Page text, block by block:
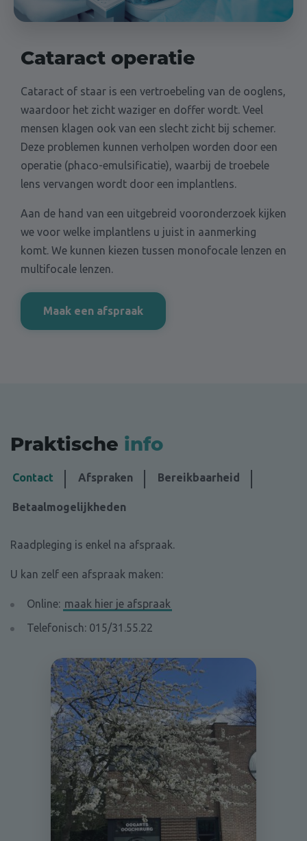
Cataract operatie
Cataract of staar is een vertroebeling van de ooglens,
waardoor het zicht waziger en doffer wordt. Veel
mensen klagen ook van een slecht zicht bij schemer.
Deze problemen kunnen verholpen worden door een
operatie (phaco-emulsificatie), waarbij de troebele
lens vervangen wordt door een implantlens.
Aan de hand van een uitgebreid vooronderzoek kijken
we voor welke implantlens u juist in aanmerking
komt. We kunnen kiezen tussen monofocale lenzen en
multifocale lenzen.
Maak een afspraak
Praktische info
Contact Afspraken Bereikbaarheid
Betaalmogelijkheden
Raadpleging is enkel na afspraak.
U kan zelf een afspraak maken:
Online: maak hier je afspraak
Telefonisch: 015/31.55.22